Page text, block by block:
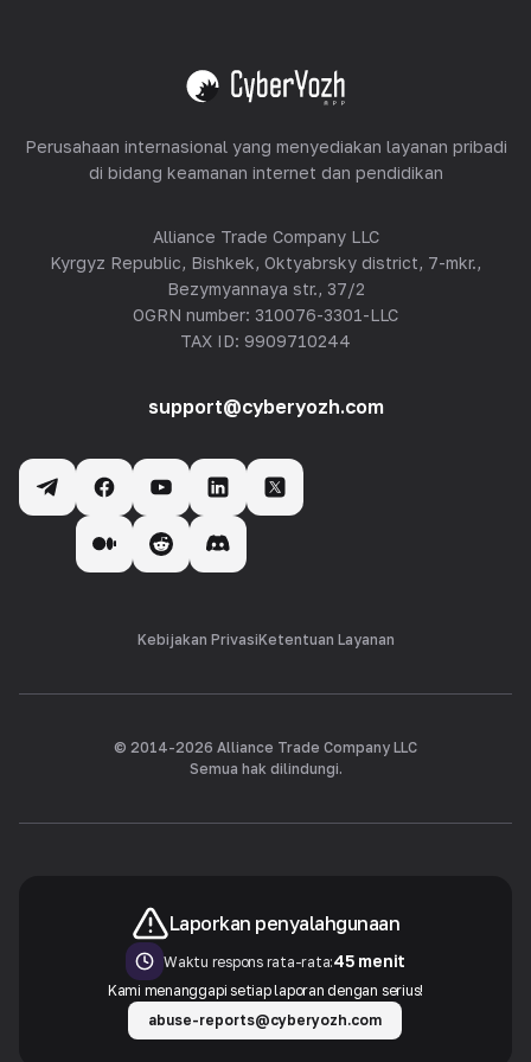
Lihat semua
Perusahaan internasional yang menyediakan layanan pribadi
di bidang keamanan internet dan pendidikan
Alliance Trade Company LLC
Kyrgyz Republic, Bishkek, Oktyabrsky district, 7-mkr.,
Bezymyannaya str., 37/2
OGRN number: 310076-3301-LLC
TAX ID: 9909710244
support@cyberyozh.com
Kebijakan PrivasiKetentuan Layanan
© 2014-2026 Alliance Trade Company LLC
Semua hak dilindungi.
Laporkan penyalahgunaan
Waktu respons rata-rata:45 menit
Kami menanggapi setiap laporan dengan serius!
abuse-reports@cyberyozh.com